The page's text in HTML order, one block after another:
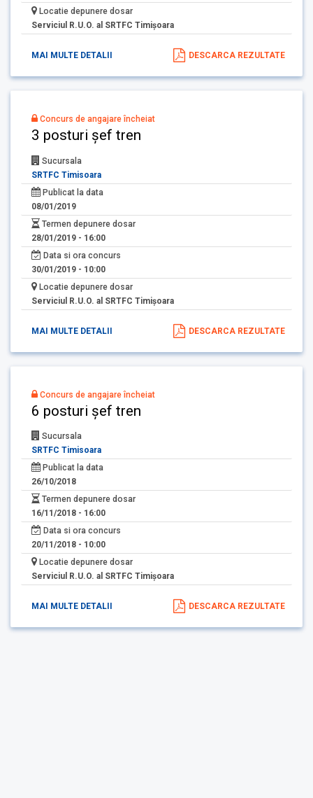
Locatie depunere dosar
Serviciul R.U.O. al SRTFC Timişoara
MAI MULTE DETALII DESCARCA REZULTATE
Concurs de angajare încheiat
3 posturi șef tren
Sucursala
SRTFC Timisoara
Publicat la data
08/01/2019
Termen depunere dosar
28/01/2019 - 16:00
Data si ora concurs
30/01/2019 - 10:00
Locatie depunere dosar
Serviciul R.U.O. al SRTFC Timişoara
MAI MULTE DETALII DESCARCA REZULTATE
Concurs de angajare încheiat
6 posturi șef tren
Sucursala
SRTFC Timisoara
Publicat la data
26/10/2018
Termen depunere dosar
16/11/2018 - 16:00
Data si ora concurs
20/11/2018 - 10:00
Locatie depunere dosar
Serviciul R.U.O. al SRTFC Timişoara
MAI MULTE DETALII DESCARCA REZULTATE